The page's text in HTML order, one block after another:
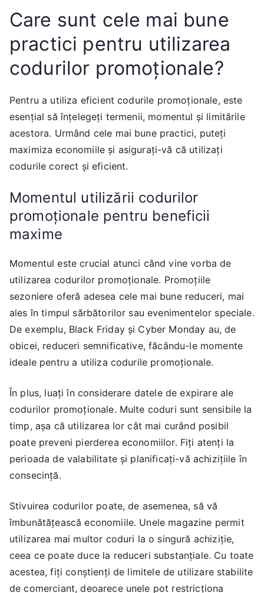
Care sunt cele mai bune
practici pentru utilizarea
codurilor promoționale?
Pentru a utiliza eficient codurile promoționale, este
esențial să înțelegeți termenii, momentul și limitările
acestora. Urmând cele mai bune practici, puteți
maximiza economiile și asigurați-vă că utilizați
codurile corect și eficient.
Momentul utilizării codurilor
promoționale pentru beneficii
maxime
Momentul este crucial atunci când vine vorba de
utilizarea codurilor promoționale. Promoțiile
sezoniere oferă adesea cele mai bune reduceri, mai
ales în timpul sărbătorilor sau evenimentelor speciale.
De exemplu, Black Friday și Cyber Monday au, de
obicei, reduceri semnificative, făcându-le momente
ideale pentru a utiliza codurile promoționale.
În plus, luați în considerare datele de expirare ale
codurilor promoționale. Multe coduri sunt sensibile la
timp, așa că utilizarea lor cât mai curând posibil
poate preveni pierderea economiilor. Fiți atenți la
perioada de valabilitate și planificați-vă achizițiile în
consecință.
Stivuirea codurilor poate, de asemenea, să vă
îmbunătățească economiile. Unele magazine permit
utilizarea mai multor coduri la o singură achiziție,
ceea ce poate duce la reduceri substanțiale. Cu toate
acestea, fiți conștienți de limitele de utilizare stabilite
de comerciant, deoarece unele pot restricționa